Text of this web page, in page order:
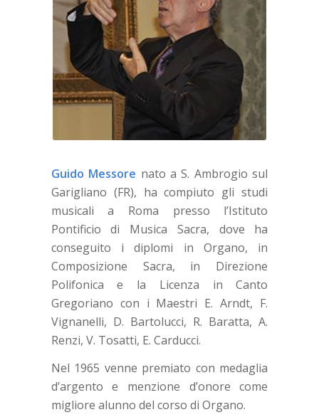
Guido Messore nato a S. Ambrogio sul
Garigliano (FR), ha compiuto gli studi
musicali a Roma presso l’Istituto
Pontificio di Musica Sacra, dove ha
conseguito i diplomi in Organo, in
Composizione Sacra, in Direzione
Polifonica e la Licenza in Canto
Gregoriano con i Maestri E. Arndt, F.
Vignanelli, D. Bartolucci, R. Baratta, A.
Renzi, V. Tosatti, E. Carducci.
Nel 1965 venne premiato con medaglia
d’argento e menzione d’onore come
migliore alunno del corso di Organo.